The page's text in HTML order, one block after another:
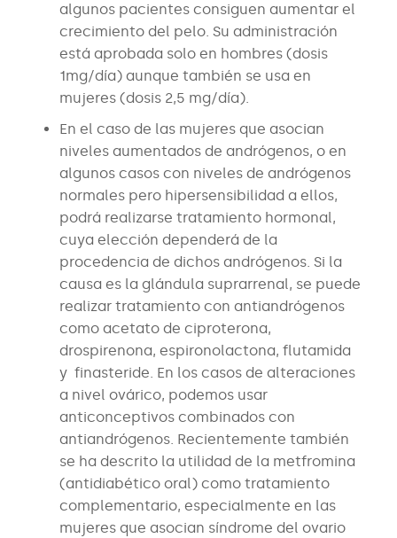
algunos pacientes consiguen aumentar el
crecimiento del pelo. Su administración
está aprobada solo en hombres (dosis
1mg/día) aunque también se usa en
mujeres (dosis 2,5 mg/día).
En el caso de las mujeres que asocian
niveles aumentados de andrógenos, o en
algunos casos con niveles de andrógenos
normales pero hipersensibilidad a ellos,
podrá realizarse tratamiento hormonal,
cuya elección dependerá de la
procedencia de dichos andrógenos. Si la
causa es la glándula suprarrenal, se puede
realizar tratamiento con antiandrógenos
como acetato de ciproterona,
drospirenona, espironolactona, flutamida
y finasteride. En los casos de alteraciones
a nivel ovárico, podemos usar
anticonceptivos combinados con
antiandrógenos. Recientemente también
se ha descrito la utilidad de la metfromina
(antidiabético oral) como tratamiento
complementario, especialmente en las
mujeres que asocian síndrome del ovario